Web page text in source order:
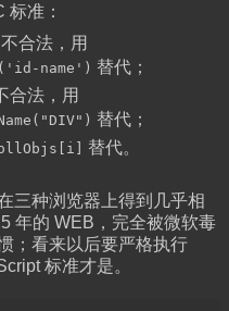
准：
不合法，用
name') 替代；
合法，用
替代；
替代。
三种浏览器上得到几乎相
年的 WEB，完全被微软毒
；看来以后要严格执行
标准才是。